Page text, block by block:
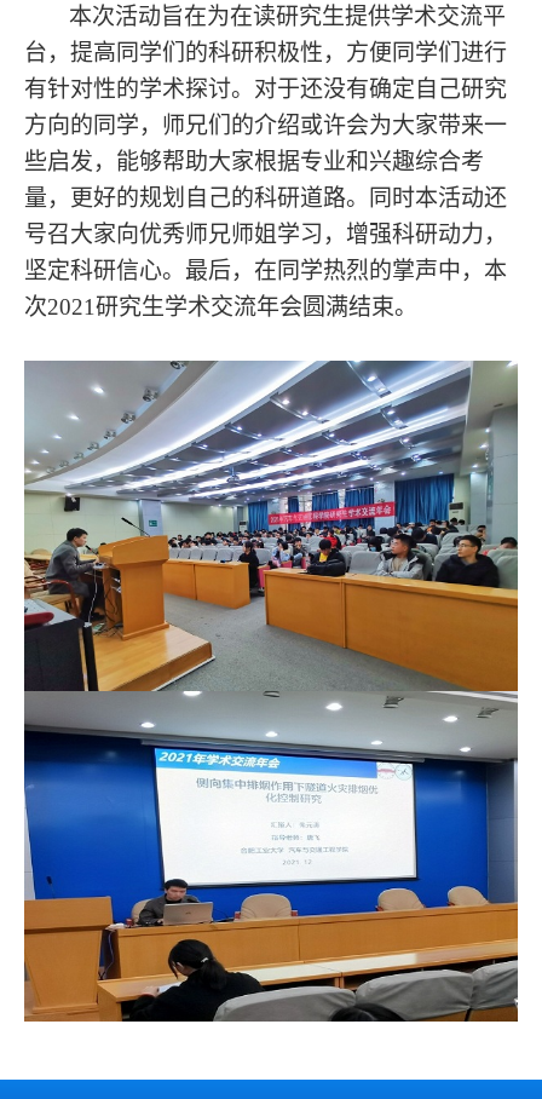
本次活动旨在为在读研究生提供学术交流平
台，提高同学们的科研积极性，方便同学们进行
有针对性的学术探讨。对于还没有确定自己研究
方向的同学，师兄们 的介绍或许会为大家带来一
些启发，能够帮助大家根据专业和兴趣综合考
量，更好的规划自己的科研道路。同时本活动还
号召大家向优秀师兄师姐学习，增强科研动力，
坚定科研信心。 最后，在同学热烈的掌声中，本
次2021研究生学术交流年会圆满结束。